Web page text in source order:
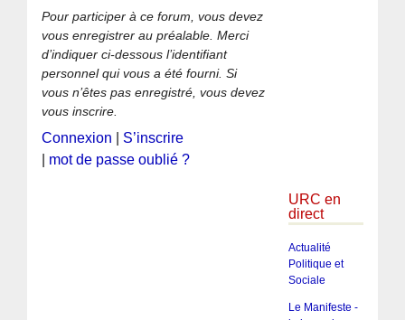
Pour participer à ce forum, vous devez
vous enregistrer au préalable. Merci
d’indiquer ci-dessous l’identifiant
personnel qui vous a été fourni. Si
vous n’êtes pas enregistré, vous devez
vous inscrire.
Connexion
S’inscrire
mot de passe oublié ?
URC en
direct
Actualité
Politique et
Sociale
Le Manifeste -